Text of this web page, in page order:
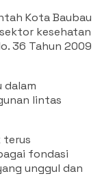
Kota Baubau
kesehatan
36 Tahun 2009
dalam
lintas
terus
fondasi
unggul dan